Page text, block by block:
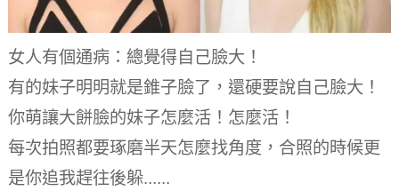
女人有個通病：總覺得自己臉大！
有的妹子明明就是錐子臉了，還硬要說自己臉大！
你萌讓大餅臉的妹子怎麼活！ 怎麼活！
每次拍照都要琢磨半天怎麼找角度，合照的時候更
是你追我趕往後躲......